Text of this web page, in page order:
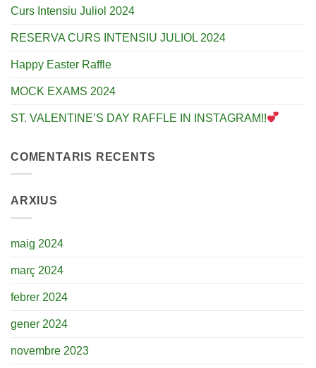
Curs Intensiu Juliol 2024
RESERVA CURS INTENSIU JULIOL 2024
Happy Easter Raffle
MOCK EXAMS 2024
ST. VALENTINE’S DAY RAFFLE IN INSTAGRAM!!
COMENTARIS RECENTS
ARXIUS
maig 2024
març 2024
febrer 2024
gener 2024
novembre 2023